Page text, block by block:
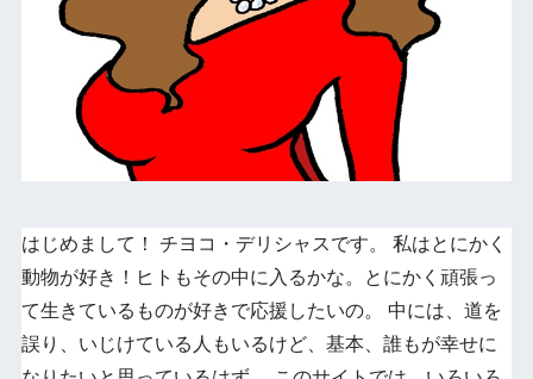
はじめまして！ チヨコ・デリシャスです。 私はとにかく
動物が好き！ヒトもその中に入るかな。とにかく頑張っ
て生きているものが好きで応援したいの。 中には、道を
誤り、いじけている人もいるけど、基本、誰もが幸せに